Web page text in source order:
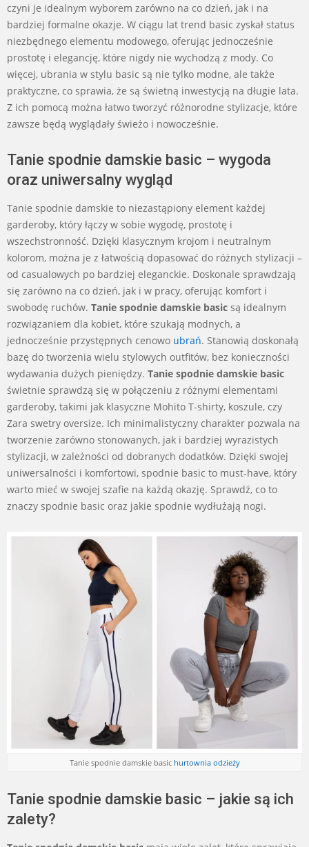
czyni je idealnym wyborem zarówno na co dzień, jak i na
bardziej formalne okazje. W ciągu lat trend basic zyskał status
niezbędnego elementu modowego, oferując jednocześnie
prostotę i elegancję, które nigdy nie wychodzą z mody. Co
więcej, ubrania w stylu basic są nie tylko modne, ale także
praktyczne, co sprawia, że są świetną inwestycją na długie lata.
Z ich pomocą można łatwo tworzyć różnorodne stylizacje, które
zawsze będą wyglądały świeżo i nowocześnie.
Tanie spodnie damskie basic – wygoda
oraz uniwersalny wygląd
Tanie spodnie damskie to niezastąpiony element każdej
garderoby, który łączy w sobie wygodę, prostotę i
wszechstronność. Dzięki klasycznym krojom i neutralnym
kolorom, można je z łatwością dopasować do różnych stylizacji –
od casualowych po bardziej eleganckie. Doskonale sprawdzają
się zarówno na co dzień, jak i w pracy, oferując komfort i
swobodę ruchów. Tanie spodnie damskie basic są idealnym
rozwiązaniem dla kobiet, które szukają modnych, a
jednocześnie przystępnych cenowo ubrań. Stanowią doskonałą
bazę do tworzenia wielu stylowych outfitów, bez konieczności
wydawania dużych pieniędzy. Tanie spodnie damskie basic
świetnie sprawdzą się w połączeniu z różnymi elementami
garderoby, takimi jak klasyczne Mohito T-shirty, koszule, czy
Zara swetry oversize. Ich minimalistyczny charakter pozwala na
tworzenie zarówno stonowanych, jak i bardziej wyrazistych
stylizacji, w zależności od dobranych dodatków. Dzięki swojej
uniwersalności i komfortowi, spodnie basic to must-have, który
warto mieć w swojej szafie na każdą okazję. Sprawdź, co to
znaczy spodnie basic oraz jakie spodnie wydłużają nogi.
Tanie spodnie damskie basic hurtownia odzieży
Tanie spodnie damskie basic – jakie są ich
zalety?